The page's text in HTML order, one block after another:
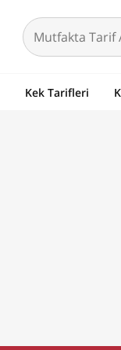
Kek Tarifleri